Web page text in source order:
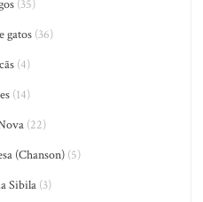
(35)
gatos (36)
(4)
(14)
(22)
(Chanson)(5)
Sibila(3)